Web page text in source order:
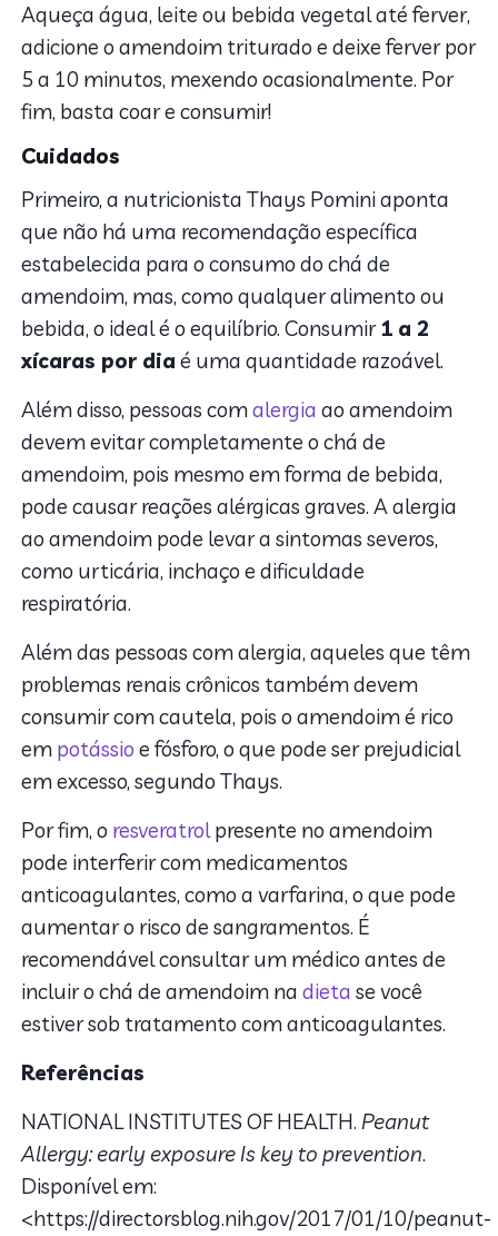
Aqueça água, leite ou bebida vegetal até ferver,
adicione o amendoim triturado e deixe ferver por
5 a 10 minutos, mexendo ocasionalmente. Por
fim, basta coar e consumir!
Cuidados
Primeiro, a nutricionista Thays Pomini aponta
que não há uma recomendação específica
estabelecida para o consumo do chá de
amendoim, mas, como qualquer alimento ou
bebida, o ideal é o equilíbrio. Consumir1 a 2
xícaras por dia é uma quantidade razoável.
Além disso, pessoas comalergia ao amendoim
devem evitar completamente o chá de
amendoim, pois mesmo em forma de bebida,
pode causar reações alérgicas graves. A alergia
ao amendoim pode levar a sintomas severos,
como urticária, inchaço e dificuldade
respiratória.
Além das pessoas com alergia, aqueles que têm
problemas renais crônicos também devem
consumir com cautela, pois o amendoim é rico
em potássio e fósforo, o que pode ser prejudicial
em excesso, segundo Thays.
Por fim, o resveratrolpresente no amendoim
pode interferir com medicamentos
anticoagulantes, como a varfarina, o que pode
aumentar o risco de sangramentos. É
recomendável consultar um médico antes de
incluir o chá de amendoim nadieta se você
estiver sob tratamento com anticoagulantes.
Referências
NATIONAL INSTITUTES OF HEALTH.Peanut
Allergy: early exposure Is key to prevention.
Disponível em:
<https://directorsblog.nih.gov/2017/01/10/peanut-